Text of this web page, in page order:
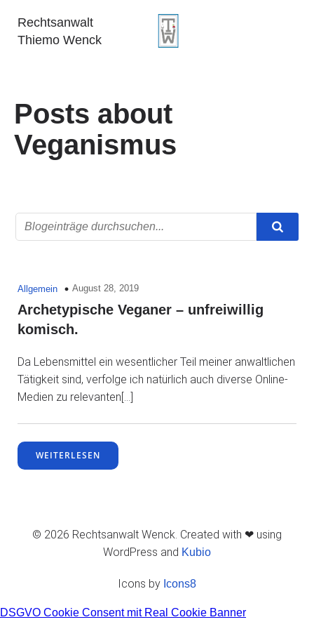
Rechtsanwalt
Thiemo Wenck
Posts about
Veganismus
Allgemein August 28, 2019
Archetypische Veganer – unfreiwillig
komisch.
Da Lebensmittel ein wesentlicher Teil meiner anwaltlichen
Tätigkeit sind, verfolge ich natürlich auch diverse Online-
Medien zu relevanten[…]
WEITERLESEN
© 2026 Rechtsanwalt Wenck. Created with ❤ using
WordPress and Kubio
Icons by Icons8
DSGVO Cookie Consent mit Real Cookie Banner